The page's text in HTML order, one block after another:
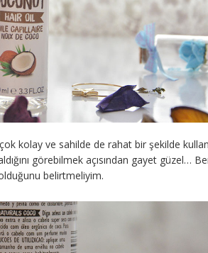
kolay ve sahilde de rahat bir şekilde
görebilmek açısından gayet güzel…
belirtmeliyim.